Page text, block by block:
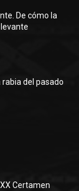
De cómo la
rabia del pasado
Certamen